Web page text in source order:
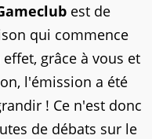
est de
qui commence
grâce à vous et
l'émission a été
! Ce n'est donc
de débats sur le